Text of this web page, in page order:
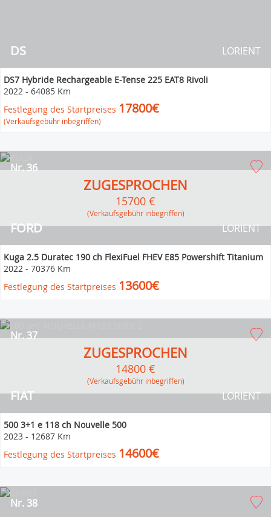
DS LORIENT
DS7 Hybride Rechargeable E-Tense 225 EAT8 Rivoli
2022 - 64085 Km
Festlegung des Startpreises 17800€
(Verkaufsgebühr inbegriffen)
FORD
Nr. 36
LORIENT
ZUGESPROCHEN
15700 €
(Verkaufsgebühr inbegriffen)
Kuga 2.5 Duratec 190 ch FlexiFuel FHEV E85 Powershift Titanium
2022 - 70376 Km
Festlegung des Startpreises 13600€
FIAT
Nr. 37
LORIENT
ZUGESPROCHEN
14800 €
(Verkaufsgebühr inbegriffen)
500 3+1 e 118 ch Nouvelle 500
2023 - 12687 Km
Festlegung des Startpreises 14600€
Nr. 38